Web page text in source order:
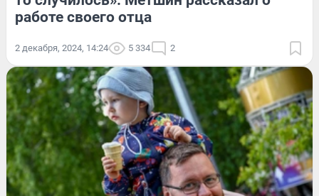
работе своего отца
2 декабря, 2024, 14:24 5 334 2